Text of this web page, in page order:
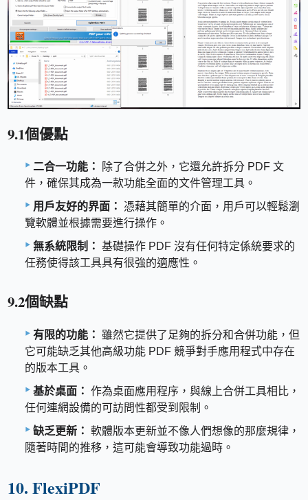
9.1個優點
二合一功能：
除了合併之外，它還允許拆分 PDF 文
件，確保其成為一款功能全面的文件管理工具。
用戶友好的界面：
憑藉其簡單的介面，用戶可以輕鬆瀏
覽軟體並根據需要進行操作。
無系統限制： 基礎操作 PDF 沒有任何特定係統要求的
任務使得該工具具有很強的適應性。
9.2個缺點
有限的功能：
雖然它提供了足夠的拆分和合併功能，但
它可能缺乏其他高級功能 PDF 競爭對手應用程式中存在
的版本工具。
基於桌面： 作為桌面應用程序，與線上合併工具相比，
任何連網設備的可訪問性都受到限制。
缺乏更新： 軟體版本更新並不像人們想像的那麼規律，
隨著時間的推移，這可能會導致功能過時。
10. FlexiPDF